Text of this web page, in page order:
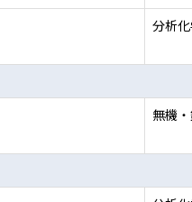
分析
無機